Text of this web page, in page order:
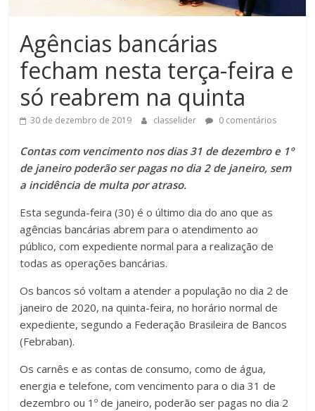
Agências bancárias
fecham nesta terça-feira e
só reabrem na quinta
30 de dezembro de 2019 classelider 0 comentários
Contas com vencimento nos dias 31 de dezembro e 1º
de janeiro poderão ser pagas no dia 2 de janeiro, sem
a incidência de multa por atraso.
Esta segunda-feira (30) é o último dia do ano que as
agências bancárias abrem para o atendimento ao
público, com expediente normal para a realização de
todas as operações bancárias.
Os bancos só voltam a atender a população no dia 2 de
janeiro de 2020, na quinta-feira, no horário normal de
expediente, segundo a Federação Brasileira de Bancos
(Febraban).
Os carnês e as contas de consumo, como de água,
energia e telefone, com vencimento para o dia 31 de
dezembro ou 1º de janeiro, poderão ser pagas no dia 2